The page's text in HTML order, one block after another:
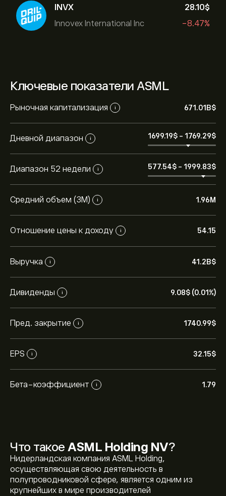
INVX
Innovex International Inc
28.10‎$‎
-8.47%
Ключевые показатели ASML
Рыночная капитализация i 671.01B‎$‎
Дневной диапазон i 1699.19‎$‎ - 1769.29‎$‎
Диапазон 52 недели i 577.54‎$‎ - 1999.83‎$‎
Средний объем (3М) i 1.96M
Отношение цены к доходу i 54.15
Выручка i 41.2B‎$‎
Дивиденды i 9.08‎$‎ (0.01%)
Пред. закрытие i 1740.99‎$‎
EPS i 32.15‎$‎
Бета-коэффициент i 1.79
Что такое ASML Holding NV?
Нидерландская компания ASML Holding,
осуществляющая свою деятельность в
полупроводниковой сфере, является одним из
крупнейших в мире производителей